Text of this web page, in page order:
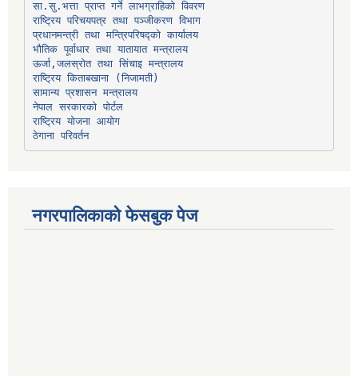
सा.सु.भत्ता प्राप्त गर्ने लाभग्राहिको विवरण
राष्ट्रिय परिचयपत्र तथा पञ्‍जीकरण विभाग
प्रधानमन्त्री तथा मन्त्रिपरिषद्को कार्यालय
भौतिक पूर्वाधार तथा यातायात मन्त्रालय
ऊर्जा,जलस्रोत तथा सिंचाइ मन्त्रालय
सामान्य प्रशासन मन्त्रालय
नेपाल सरकारको पोर्टल
राष्ट्रिय योजना आयोग
ठेगाना परिवर्तन
नगरपालिकाको फेसबुक पेज